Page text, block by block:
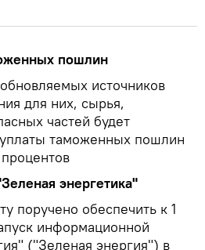
пошлин
источников
для них, сырья,
частей будет
таможенных пошлин
энергетика"
поручено обеспечить к 1
информационной
("Зеленая энергия") в